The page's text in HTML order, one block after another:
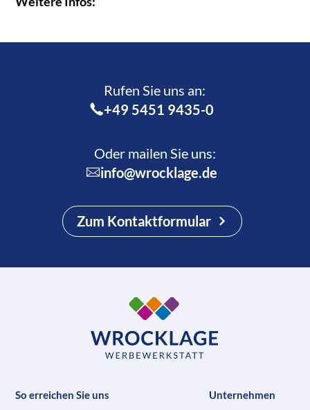
Rufen Sie uns an:­
+49 5451 9435-0
Oder mailen Sie uns:
info@wrocklage.de
Zum Kontaktformular
So erreichen Sie uns
Unternehmen